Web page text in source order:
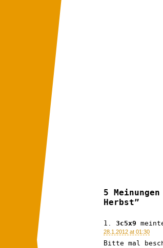
5
Herbst”
3c5x9
28.1.2012 at 01:30
Bitte mal